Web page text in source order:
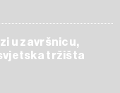
u završnicu,
tržišta